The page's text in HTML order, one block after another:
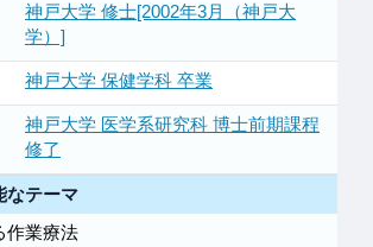
神戸大学 修士[2002年3月（神戸大
学）]
神戸大学 保健学科 卒業
神戸大学 医学系研究科 博士前期課程
修了
なテーマ
作業療法